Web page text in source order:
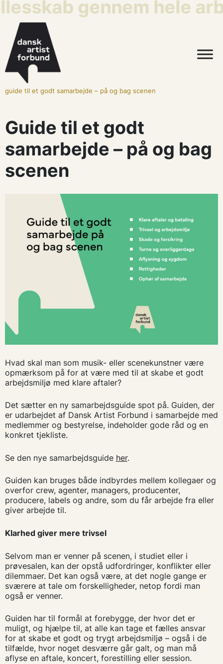
gennem hele
guide til et godt samarbejde – på og bag scenen
Guide til et godt
samarbejde – på og bag
scenen
Hvad skal man som musik- eller scenekunstner være
opmærksom på for at være med til at skabe et godt
arbejdsmiljø med klare aftaler?
Det sætter en ny samarbejdsguide spot på. Guiden, der
er udarbejdet af Dansk Artist Forbund i samarbejde med
medlemmer og bestyrelse, indeholder gode råd og en
konkret tjekliste.
Se den nye samarbejdsguide her.
Guiden kan bruges både indbyrdes mellem kollegaer og
overfor crew, agenter, managers, producenter,
producere, labels og andre, som du får arbejde fra eller
giver arbejde til.
Klarhed giver mere trivsel
Selvom man er venner på scenen, i studiet eller i
prøvesalen, kan der opstå udfordringer, konflikter eller
dilemmaer. Det kan også være, at det nogle gange er
sværere at tale om forskelligheder, netop fordi man
også er venner.
Guiden har til formål at forebygge, der hvor det er
muligt, og hjælpe til, at alle kan tage et fælles ansvar
for at skabe et godt og trygt arbejdsmiljø – også i de
tilfælde, hvor noget desværre går galt, og man må
aflyse en aftale, koncert, forestilling eller session.